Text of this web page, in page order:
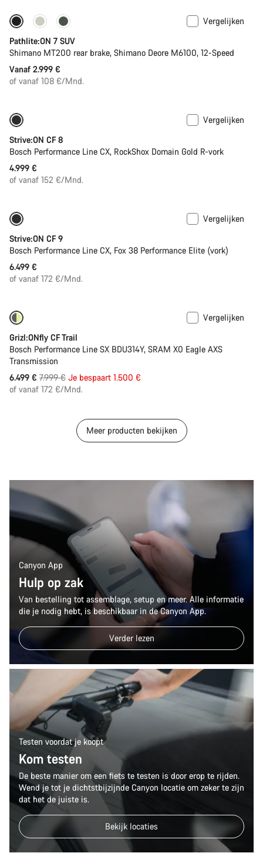
Vergelijken
Pathlite:ON 7 SUV
Shimano MT200 rear brake, Shimano Deore M6100, 12-Speed
Vanaf 2.999 €
of vanaf 108 €/Mnd.
Vergelijken
Strive:ON CF 8
Bosch Performance Line CX, RockShox Domain Gold R-vork
4.999 €
of vanaf 152 €/Mnd.
Vergelijken
Strive:ON CF 9
Bosch Performance Line CX, Fox 38 Performance Elite (vork)
6.499 €
of vanaf 172 €/Mnd.
Vergelijken
Grizl:ONfly CF Trail
Bosch Performance Line SX BDU314Y, SRAM X0 Eagle AXS
Transmission
6.499 € Originele
Prijs
7.999 € Je bespaart 1.500 €
of vanaf 172 €/Mnd.
Meer producten bekijken
Canyon App
Hulp op zak
Van bestelling tot assemblage, setup en meer. Alle informatie
die je nodig hebt, is beschikbaar in de Canyon App.
Verder lezen
Testen voordat je koopt
Kom testen
De beste manier om een fiets te testen is door erop te rijden.
Wend je tot je dichtstbijzijnde Canyon locatie om zeker te zijn
dat het de juiste is.
Bekijk locaties